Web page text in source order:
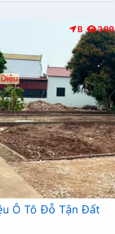
B 309
Ô Tô Đỗ Tận Đất